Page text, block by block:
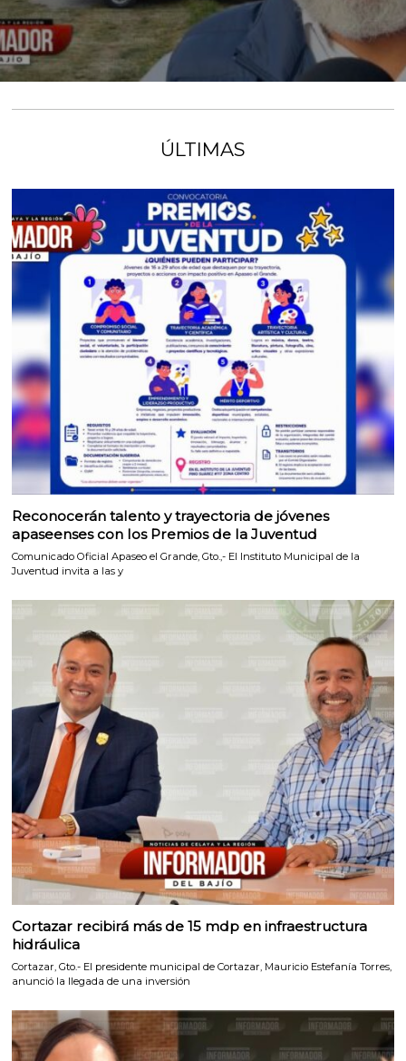
ÚLTIMAS
Reconocerán talento y trayectoria de jóvenes
apaseenses con los Premios de la Juventud
Comunicado Oficial Apaseo el Grande, Gto.,- El Instituto Municipal de la
Juventud invita a las y
Cortazar recibirá más de 15 mdp en infraestructura
hidráulica
Cortazar, Gto.- El presidente municipal de Cortazar, Mauricio Estefanía Torres,
anunció la llegada de una inversión